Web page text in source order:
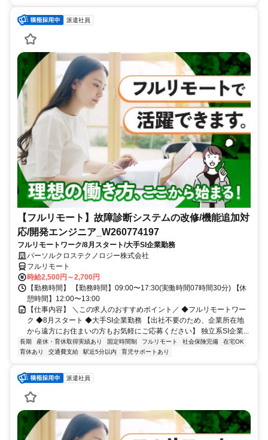
派遣社員
【フルリモート】故障診断システムの改修/機能追加対
応/開発エンジニア_W260774197
フルリモートワーク/8月スタート/大手SI企業勤務
パーソルクロステクノロジー株式会社
フルリモート
時給2,500円～2,700円
【勤務時間】 【勤務時間】09:00〜17:30(実働時間07時間30分) 【休
憩時間】12:00〜13:00
【仕事内容】 ＼この求人のおすすめポイント／ ◆フルリモートワー
ク ◆8月スタート ◆大手SI企業勤務 【出社不要のため、企業所在地
から遠方にお住まいの方もお気軽にご応募ください】 独立系SI企業...
長期 産休・育休取得実績あり 固定時間制 フルリモート 社会保険完備
在宅OK
育休あり
交通費支給 駅近5分以内 育児サポートあり
派遣社員